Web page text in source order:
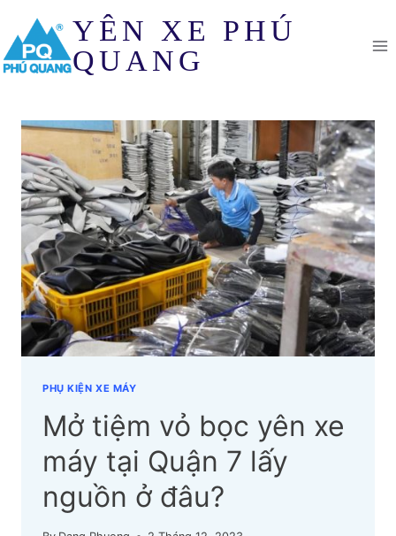
content
YÊN XE PHÚ
QUANG
PHỤ KIỆN XE MÁY
Mở tiệm vỏ bọc yên xe
máy tại Quận 7 lấy
nguồn ở đâu?